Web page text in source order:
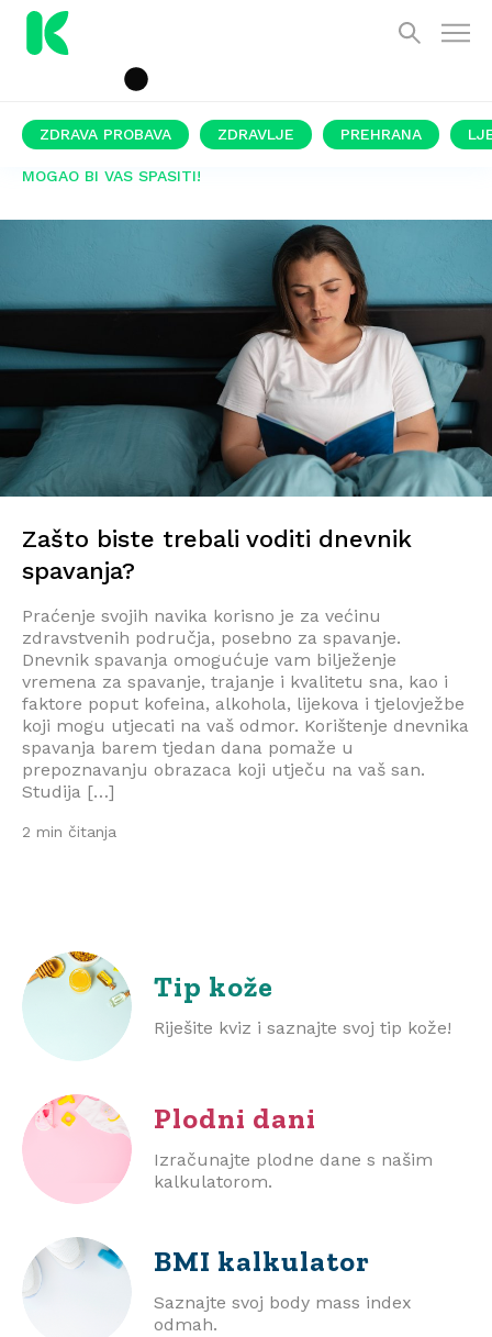
ZDRAVA PROBAVA ZDRAVLJE PREHRANA
MOGAO BI VAS SPASITI!
Zašto biste trebali voditi dnevnik
spavanja?
Praćenje svojih navika korisno je za većinu
zdravstvenih područja, posebno za spavanje.
Dnevnik spavanja omogućuje vam bilježenje
vremena za spavanje, trajanje i kvalitetu sna, kao i
faktore poput kofeina, alkohola, lijekova i tjelovježbe
koji mogu utjecati na vaš odmor. Korištenje dnevnika
spavanja barem tjedan dana pomaže u
prepoznavanju obrazaca koji utječu na vaš san.
Studija […]
2 min čitanja
Tip kože
Riješite kviz i saznajte svoj tip kože!
Plodni dani
Izračunajte plodne dane s našim
kalkulatorom.
BMI kalkulator
Saznajte svoj body mass index
odmah.